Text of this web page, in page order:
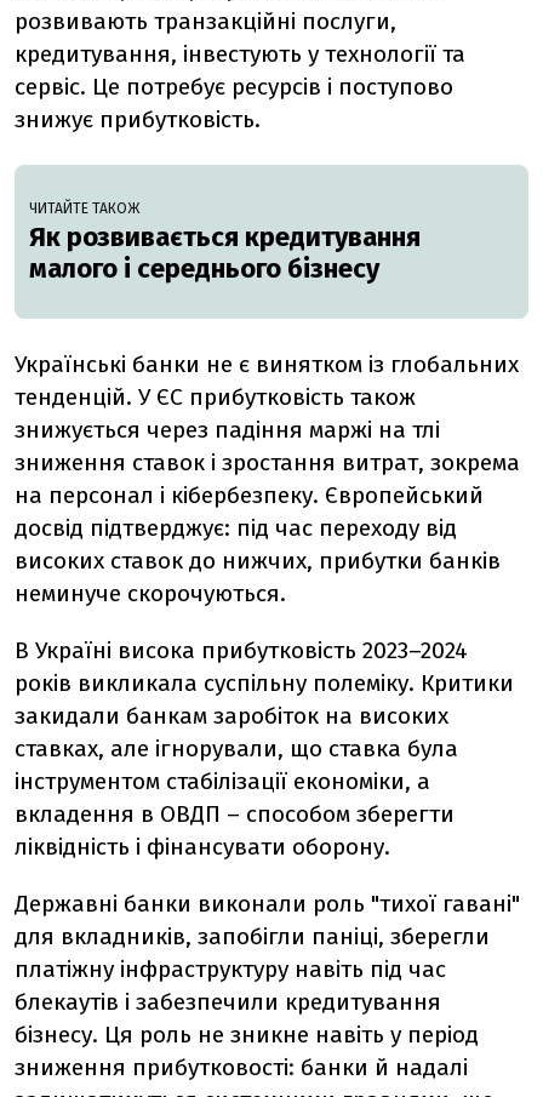
розвивають транзакційні послуги,
кредитування, інвестують у технології та
сервіс. Це потребує ресурсів і поступово
знижує прибутковість.
ЧИТАЙТЕ ТАКОЖ
Як розвивається кредитування
малого і середнього бізнесу
Українські банки не є винятком із глобальних
тенденцій. У ЄС прибутковість також
знижується через падіння маржі на тлі
зниження ставок і зростання витрат, зокрема
на персонал і кібербезпеку. Європейський
досвід підтверджує: під час переходу від
високих ставок до нижчих, прибутки банків
неминуче скорочуються.
В Україні висока прибутковість 2023–2024
років викликала суспільну полеміку. Критики
закидали банкам заробіток на високих
ставках, але ігнорували, що ставка була
інструментом стабілізації економіки, а
вкладення в ОВДП – способом зберегти
ліквідність і фінансувати оборону.
Державні банки виконали роль "тихої гавані"
для вкладників, запобігли паніці, зберегли
платіжну інфраструктуру навіть під час
блекаутів і забезпечили кредитування
бізнесу. Ця роль не зникне навіть у період
зниження прибутковості: банки й надалі